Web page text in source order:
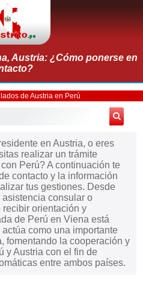
Austria: ¿Cómo ponerse en
de Austria en Perú
en Austria, o eres
realizar un trámite
Perú? A continuación te
contacto y la información
tus gestiones. Desde
consular o
orientación y
de Perú en Viena está
como una importante
fomentando la cooperación y
y Austria con el fin de
entre ambos países.